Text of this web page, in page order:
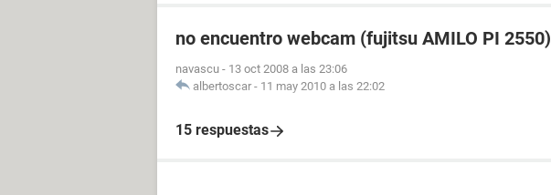
no encuentro webcam (fujitsu AMILO PI 2550)
navascu - 13 oct 2008 a las 23:06
albertoscar - 11 may 2010 a las 22:02
15 respuestas